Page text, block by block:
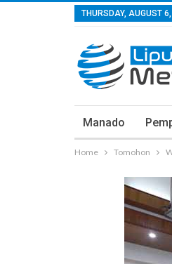
THURSDAY, AUGUST
Manado
Home Tomohon